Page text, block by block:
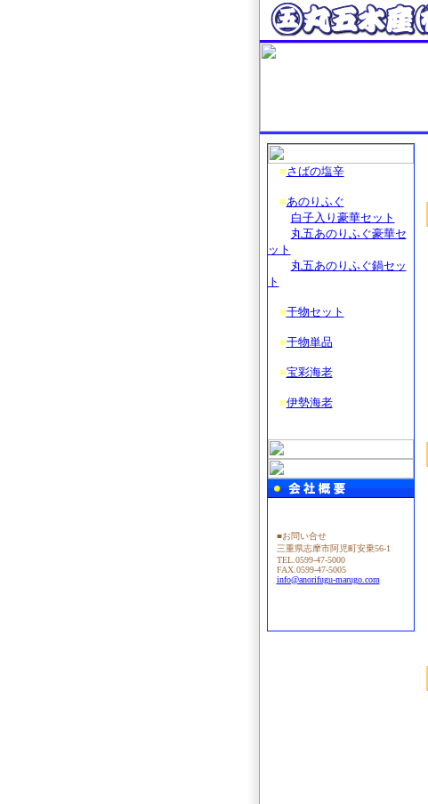
■さばの塩辛
■あのりふぐ
白子入り豪華セット
丸五あのりふぐ豪華セ
ット
丸五あのりふぐ鍋セッ
ト
■干物セット
■干物単品
■宝彩海老
■伊勢海老
■お問い合せ
三重県志摩市阿児町安乗56-1
TEL.0599-47-5000
FAX.0599-47-5005
info@anorifugu-marugo.com